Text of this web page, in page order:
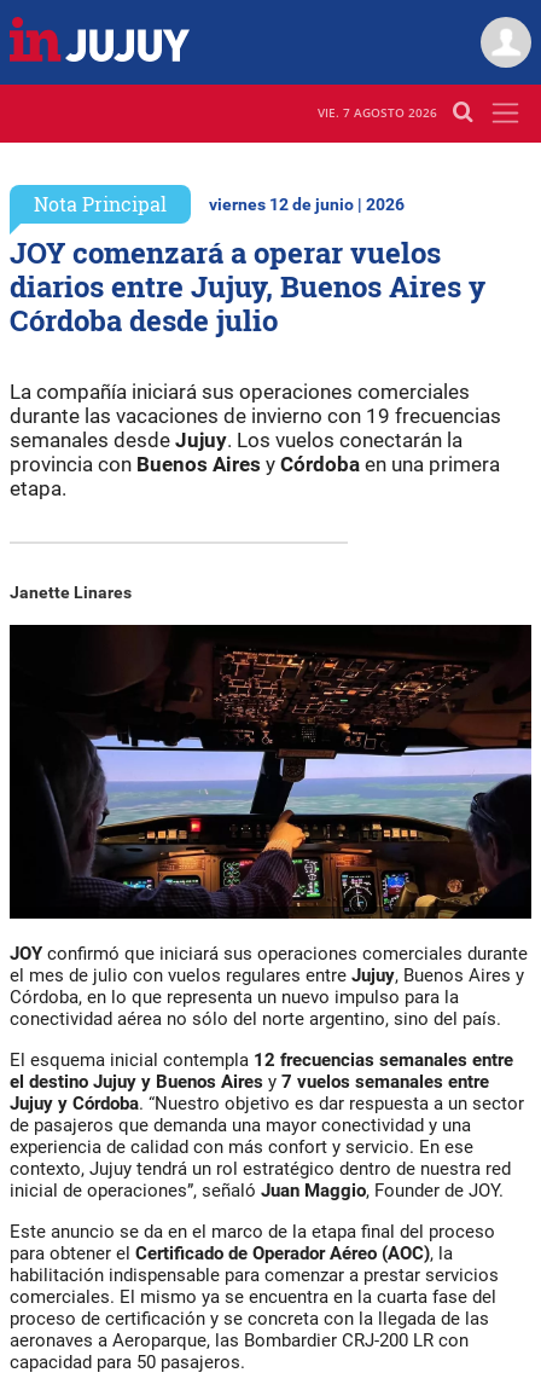
VIE. 7 AGOSTO 2026
Nota Principal viernes 12 de junio | 2026
JOY comenzará a operar vuelos
diarios entre Jujuy, Buenos Aires y
Córdoba desde julio
La compañía iniciará sus operaciones comerciales
durante las vacaciones de invierno con 19 frecuencias
semanales desde Jujuy. Los vuelos conectarán la
provincia con Buenos Aires y Córdoba en una primera
etapa.
Janette Linares
JOY confirmó que iniciará sus operaciones comerciales durante
el mes de julio con vuelos regulares entre Jujuy, Buenos Aires y
Córdoba, en lo que representa un nuevo impulso para la
conectividad aérea no sólo del norte argentino, sino del país.
El esquema inicial contempla 12 frecuencias semanales entre
el destino Jujuy y Buenos Aires y 7 vuelos semanales entre
Jujuy y Córdoba. “Nuestro objetivo es dar respuesta a un sector
de pasajeros que demanda una mayor conectividad y una
experiencia de calidad con más confort y servicio. En ese
contexto, Jujuy tendrá un rol estratégico dentro de nuestra red
inicial de operaciones”, señaló Juan Maggio, Founder de JOY.
Este anuncio se da en el marco de la etapa final del proceso
para obtener el Certificado de Operador Aéreo (AOC), la
habilitación indispensable para comenzar a prestar servicios
comerciales. El mismo ya se encuentra en la cuarta fase del
proceso de certificación y se concreta con la llegada de las
aeronaves a Aeroparque, las Bombardier CRJ-200 LR con
capacidad para 50 pasajeros.